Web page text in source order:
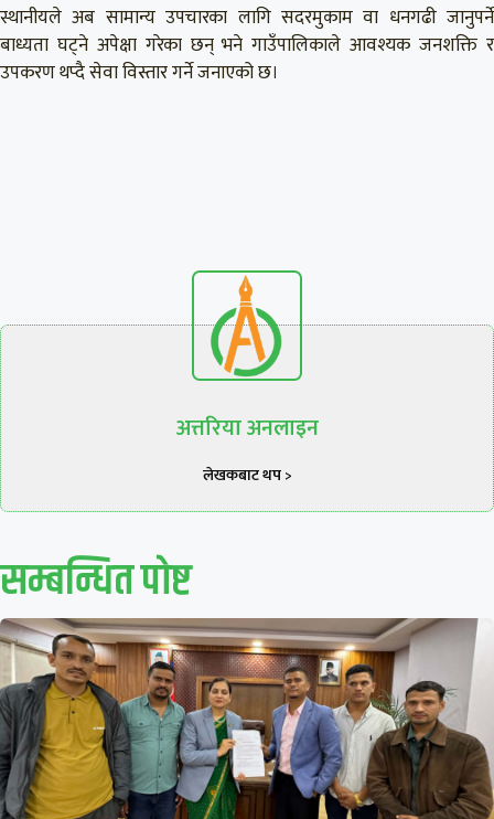
स्थानीयले अब सामान्य उपचारका लागि सदरमुकाम वा धनगढी जानुपर्ने
बाध्यता घट्ने अपेक्षा गरेका छन् भने गाउँपालिकाले आवश्यक जनशक्ति र
उपकरण थप्दै सेवा विस्तार गर्ने जनाएको छ।
अत्तरिया अनलाइन
लेखकबाट थप >
सम्बन्धित पाेष्ट